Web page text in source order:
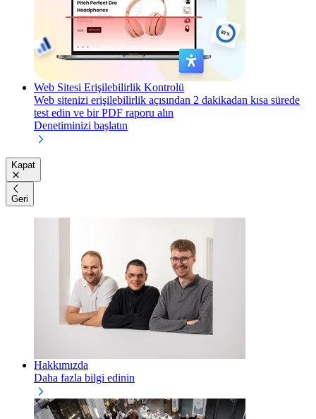
Web Sitesi Erişilebilirlik Kontrolü
Web sitenizi erişilebilirlik açısından 2 dakikadan kısa sürede
test edin ve bir PDF raporu alın
Denetiminizi başlatın
Kapat
Geri
Hakkımızda
Daha fazla bilgi edinin